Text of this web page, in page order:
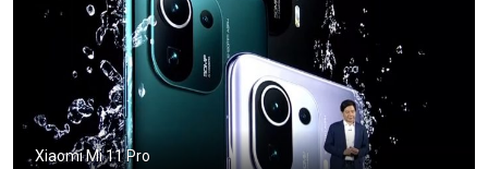
Xiaomi Mi 11 Pro